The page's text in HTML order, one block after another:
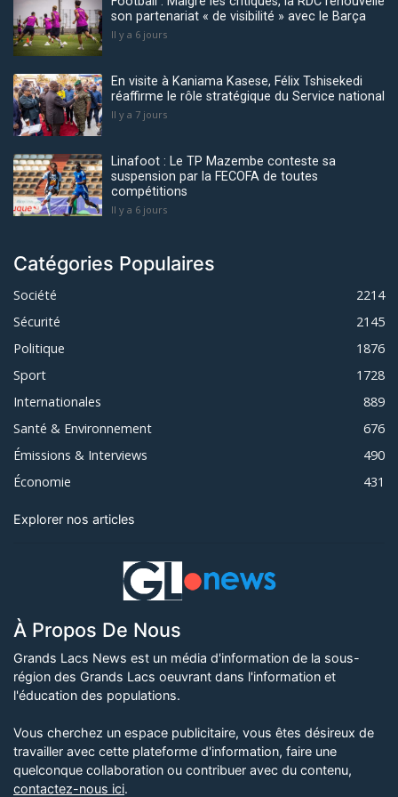
son partenariat « de visibilité » avec le Barça
Il y a 6 jours
En visite à Kaniama Kasese, Félix Tshisekedi
réaffirme le rôle stratégique du Service national
Il y a 7 jours
Linafoot : Le TP Mazembe conteste sa
suspension par la FECOFA de toutes
compétitions
Il y a 6 jours
Catégories Populaires
Société
2214
Sécurité
2145
Politique
1876
Sport
1728
Internationales
889
Santé & Environnement
676
Émissions & Interviews
490
Économie
431
Explorer nos articles
À Propos De Nous
Grands Lacs News est un média d'information de la sous-
région des Grands Lacs oeuvrant dans l'information et
l'éducation des populations.
Vous cherchez un espace publicitaire, vous êtes désireux de
travailler avec cette plateforme d'information, faire une
quelconque collaboration ou contribuer avec du contenu,
contactez-nous ici.